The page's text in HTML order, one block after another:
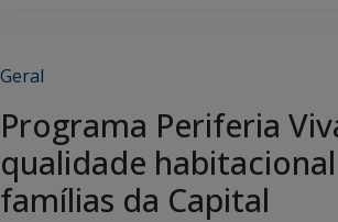
Geral
Programa Periferia
qualidade
famílias da Capital